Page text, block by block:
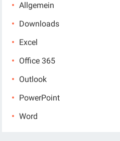
Allgemein
Downloads
Excel
Office 365
Outlook
PowerPoint
Word